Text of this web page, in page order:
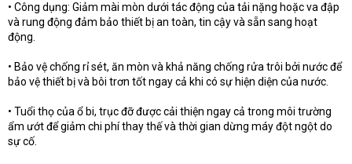
• Công dụng: Giảm mài mòn dưới tác động của tải nặng hoặc va đập
và rung động đảm bảo thiết bị an toàn, tin cậy và sẵn sang hoạt
động.
• Bảo vệ chống rỉ sét, ăn mòn và khả năng chống rửa trôi bởi nước để
bảo vệ thiết bị và bôi trơn tốt ngay cả khi có sự hiện diện của nước.
• Tuổi thọ của ổ bi, trục đỡ được cải thiện ngay cả trong môi trường
ẩm ướt để giảm chi phí thay thế và thời gian dừng máy đột ngột do
sự cố.